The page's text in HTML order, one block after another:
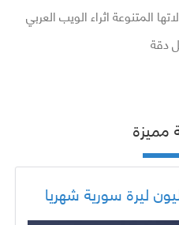
المتنوعة اثراء الويب العربي
دقة
مميزة
ليرة سورية شهريا